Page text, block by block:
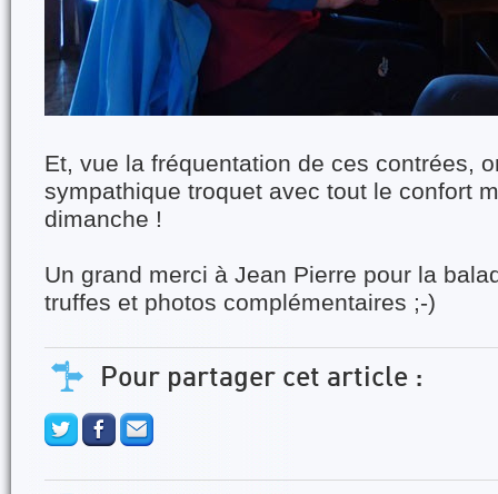
Et, vue la fréquentation de ces contrées,
sympathique troquet avec tout le confort
dimanche !
Un grand merci à Jean Pierre pour la
truffes et photos complémentaires ;-)
Pour partager cet article :